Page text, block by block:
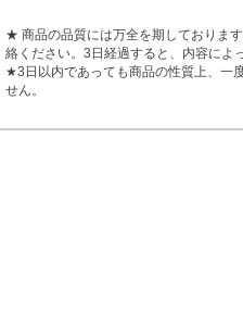
★ 商品の品質には万全を期しておりま
絡ください。3日経過すると、内容によ
★3日以内であっても商品の性質上、一
せん。